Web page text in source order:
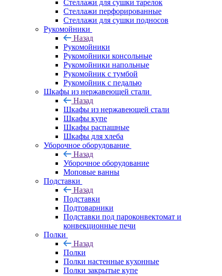
Стеллажи для сушки тарелок
Стеллажи перфорированные
Стеллажи для сушки подносов
Рукомойники
Назад
Рукомойники
Рукомойники консольные
Рукомойники напольные
Рукомойник с тумбой
Рукомойник с педалью
Шкафы из нержавеющей стали
Назад
Шкафы из нержавеющей стали
Шкафы купе
Шкафы распашные
Шкафы для хлеба
Уборочное оборудование
Назад
Уборочное оборудование
Моповые ванны
Подставки
Назад
Подставки
Подтоварники
Подставки под пароконвектомат и
конвекционные печи
Полки
Назад
Полки
Полки настенные кухонные
Полки закрытые купе